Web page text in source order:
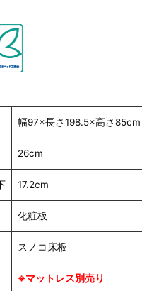
幅97×長さ198.5×高さ85cm
26cm
17.2cm
化粧板
スノコ床板
※マットレス別売り